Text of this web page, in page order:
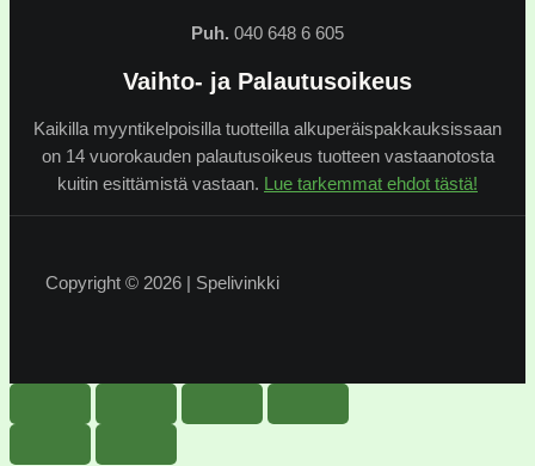
Puh. 040 648 6 605
Vaihto- ja Palautusoikeus
Kaikilla myyntikelpoisilla tuotteilla alkuperäispakkauksissaan
on 14 vuorokauden palautusoikeus tuotteen vastaanotosta
kuitin esittämistä vastaan.
Lue tarkemmat ehdot tästä!
Copyright © 2026 | Spelivinkki